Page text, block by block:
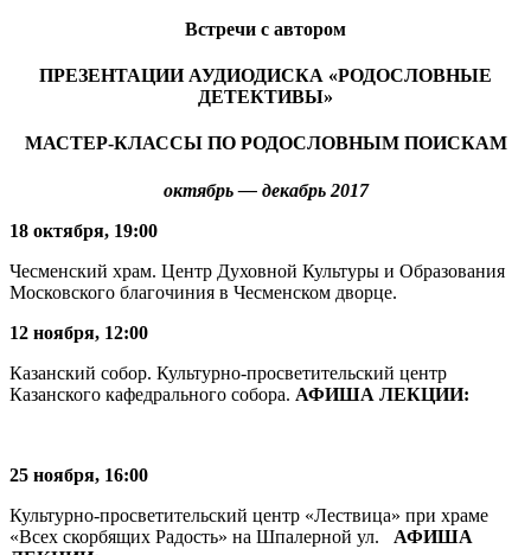
Встречи с автором
ПРЕЗЕНТАЦИИ АУДИОДИСКА «РОДОСЛОВНЫЕ
ДЕТЕКТИВЫ»
МАСТЕР-КЛАССЫ ПО РОДОСЛОВНЫМ ПОИСКАМ
октябрь — декабрь 2017
18 октября, 19:00
Чесменский храм. Центр Духовной Культуры и Образования
Московского благочиния в Чесменском дворце.
12 ноября, 12:00
Казанский собор. Культурно-просветительский центр
Казанского кафедрального собора. АФИША ЛЕКЦИИ:
25 ноября, 16:00
Культурно-просветительский центр «Лествица» при храме
«Всех скорбящих Радость» на Шпалерной ул.
АФИША